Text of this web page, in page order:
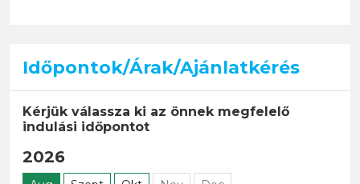
Időpontok/Árak/Ajánlatkérés
Kérjük válassza ki az önnek megfelelő
indulási időpontot
2026